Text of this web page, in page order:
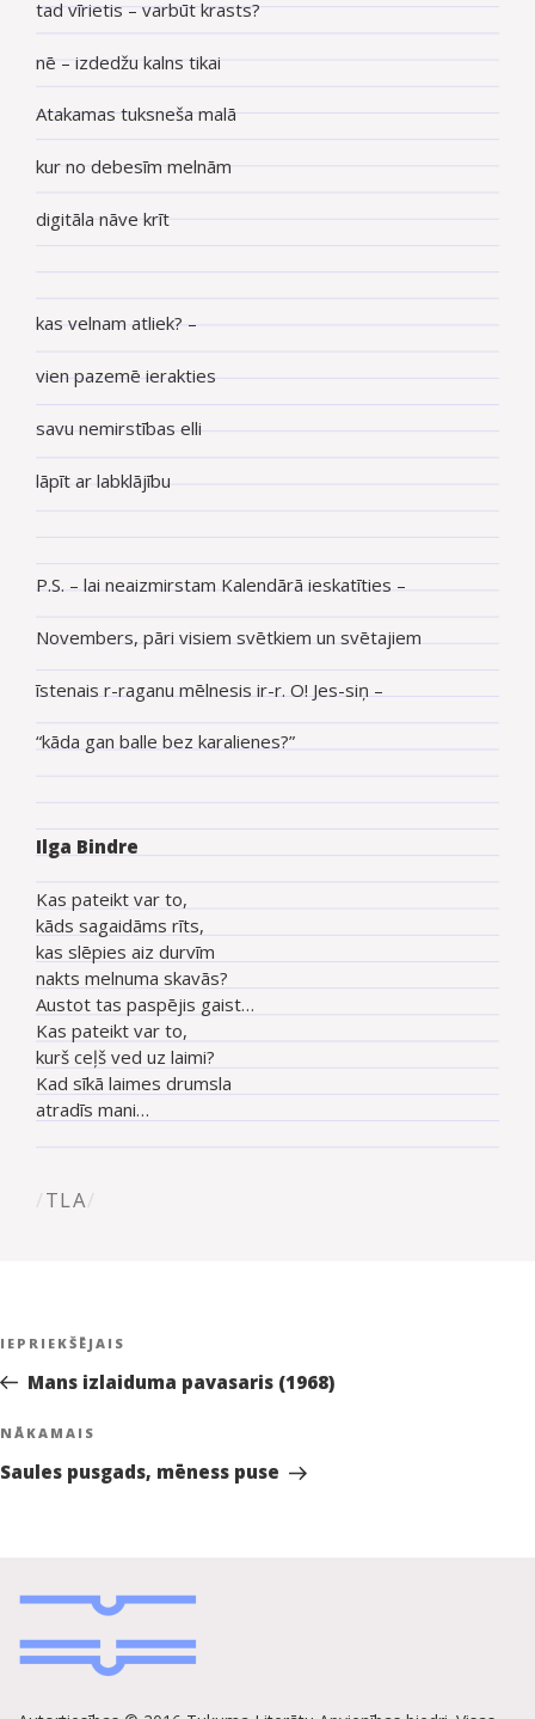
tad vīrietis – varbūt krasts?
nē – izdedžu kalns tikai
Atakamas tuksneša malā
kur no debesīm melnām
digitāla nāve krīt
kas velnam atliek? –
vien pazemē ierakties
savu nemirstības elli
lāpīt ar labklājību
P.S. – lai neaizmirstam Kalendārā ieskatīties –
Novembers, pāri visiem svētkiem un svētajiem
īstenais r-raganu mēlnesis ir-r. O! Jes-siņ –
“kāda gan balle bez karalienes?”
Ilga Bindre
Kas pateikt var to,
kāds sagaidāms rīts,
kas slēpies aiz durvīm
nakts melnuma skavās?
Austot tas paspējis gaist…
Kas pateikt var to,
kurš ceļš ved uz laimi?
Kad sīkā laimes drumsla
atradīs mani…
TLA
Ziņu
izvēlne
Iepriekšējā
ziņa:
IEPRIEKŠĒJAIS
Mans izlaiduma pavasaris (1968)
Nākamā
ziņa
NĀKAMAIS
Saules pusgads, mēness puse